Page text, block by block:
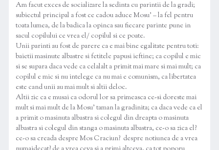
Am facut exces de socializare la sedinta cu parintii de la gradi;
subiectul principal a fost ce cadou aduce Mosu’ – la fel pentru
toata lumea, de la badica la opinca sau fiecare parinte pune in
sacul copilului ce vrea el/ copilul si ce poate.
Unii parinti au fost de parere ca e mai bine egalitate pentru toti:
baietii masinute albastre si fetitele papusi ieftine; ca copilul e mic
si se supara daca vede ca celalalt a primit mai mare si mai mult; ca
copilul e mic si nu intelege ca nu mai e comunism, ca libertatea
este cand unii au mai mult si altii deloc.
Altii zic ca e musai ca odorul lor sa primeasca ce-si doreste mai
mult si mai mult de la Mosu’ taman la gradinita; ca daca vede ca el
a primit o masinuta albastra si colegul din dreapta o masinuta
albastra si colegul din stanga o masinuta albastra, ce-o sa zica el?
ce-o sa creada despre Mos Craciun? despre notiunea de a vrea